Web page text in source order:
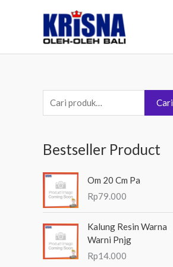
e
c
a
i
a
u
Cari
Bestseller Product
Om 20 Cm Pa
Rp79.000
Kalung Resin Warna
Warni Pnjg
Rp14.000